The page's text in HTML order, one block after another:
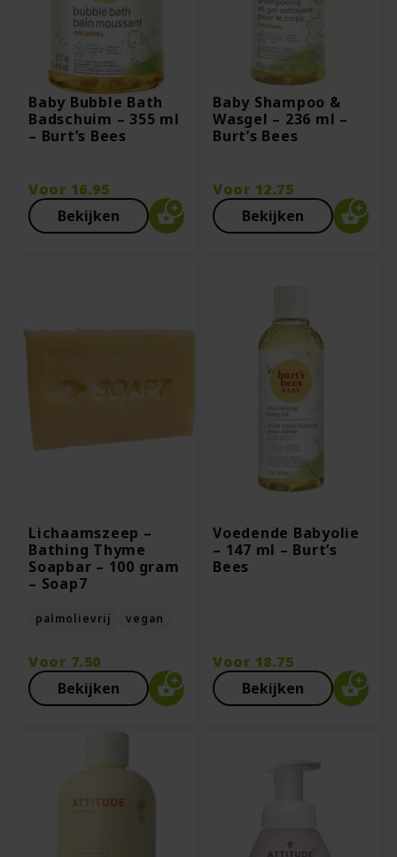
Baby Bubble Bath
Badschuim – 355 ml
– Burt’s Bees
Voor 16.95
Bekijken
Baby Shampoo &
Wasgel – 236 ml –
Burt’s Bees
Voor 12.75
Bekijken
Lichaamszeep –
Bathing Thyme
Soapbar – 100 gram
– Soap7
palmolievrij vegan
Voor 7.50
Bekijken
Voedende Babyolie
– 147 ml – Burt’s
Bees
Voor 18.75
Bekijken